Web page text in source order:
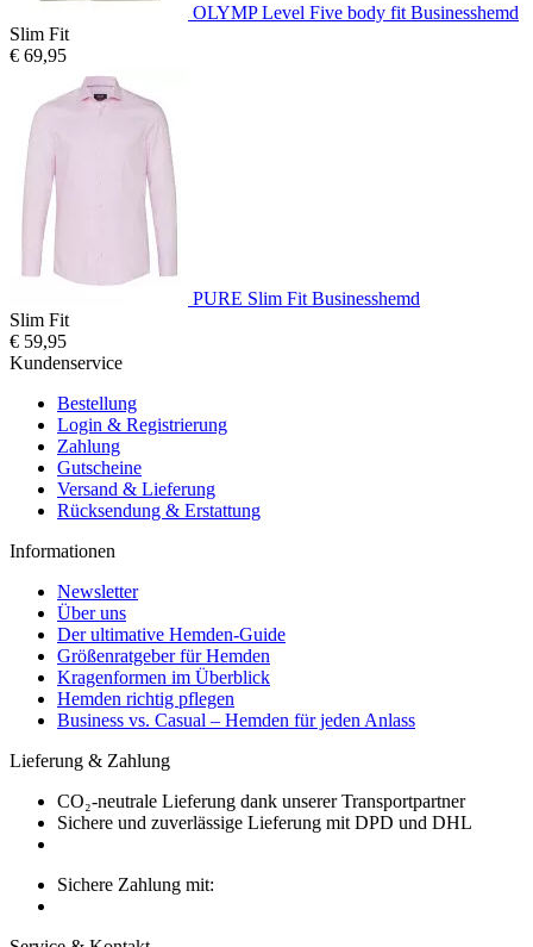
OLYMP Level Five body fit Businesshemd
Slim Fit
€ 69,95
PURE Slim Fit Businesshemd
Slim Fit
€ 59,95
Kundenservice
Bestellung
Login & Registrierung
Zahlung
Gutscheine
Versand & Lieferung
Rücksendung & Erstattung
Informationen
Newsletter
Über uns
Der ultimative Hemden-Guide
Größenratgeber für Hemden
Kragenformen im Überblick
Hemden richtig pflegen
Business vs. Casual – Hemden für jeden Anlass
Lieferung & Zahlung
CO₂-neutrale Lieferung dank unserer Transportpartner
Sichere und zuverlässige Lieferung mit DPD und DHL
Sichere Zahlung mit: